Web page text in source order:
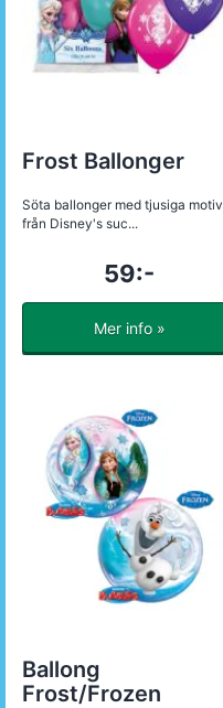
Frost Ballonger
Söta ballonger med tjusiga motiv
från Disney's suc...
59:-
Mer info »
Ballong
Frost/Frozen